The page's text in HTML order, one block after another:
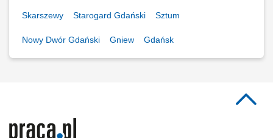
Skarszewy Starogard Gdański Sztum
Nowy Dwór Gdański Gniew Gdańsk